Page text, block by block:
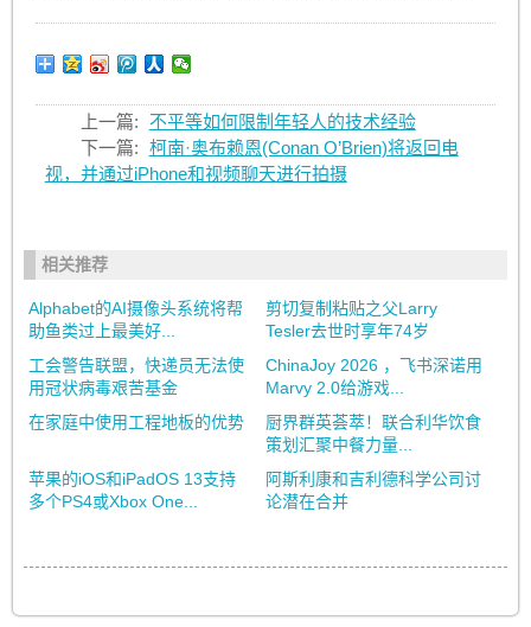
上一篇: 不平等如何限制年轻人的技术经验
下一篇: 柯南·奥布赖恩(Conan O’Brien)将返回电
视，并通过iPhone和视频聊天进行拍摄
相关推荐
Alphabet的AI摄像头系统将帮
助鱼类过上最美好...
剪切复制粘贴之父Larry
Tesler去世时享年74岁
工会警告联盟，快递员无法使
用冠状病毒艰苦基金
ChinaJoy 2026 ，飞书深诺用
Marvy 2.0给游戏...
在家庭中使用工程地板的优势
厨界群英荟萃！联合利华饮食
策划汇聚中餐力量...
苹果的iOS和iPadOS 13支持
多个PS4或Xbox One...
阿斯利康和吉利德科学公司讨
论潜在合并